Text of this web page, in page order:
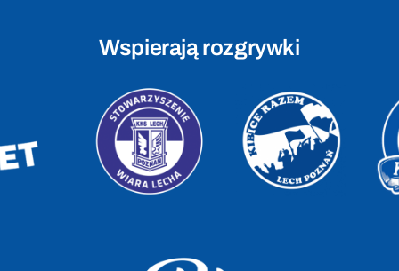
Wspierają rozgrywki